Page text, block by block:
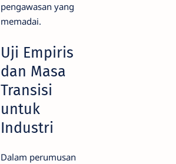
pengawasan yang
memadai.
Uji Empiris
dan Masa
Transisi
untuk
Industri
Dalam perumusan